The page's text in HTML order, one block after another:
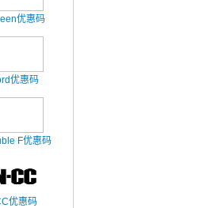
优惠码
优惠码
F优惠码
优惠码